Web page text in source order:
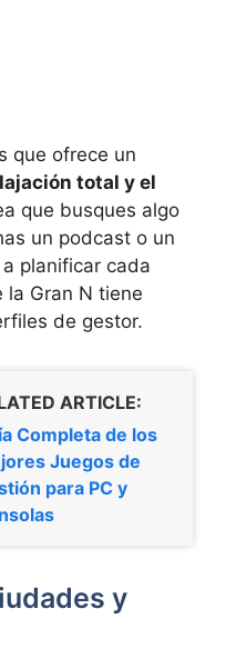
que ofrece un
total y el
que busques algo
un podcast o un
planificar cada
la Gran N tiene
de gestor.
ARTICLE:
Completa de los
Juegos de
para PC y
y